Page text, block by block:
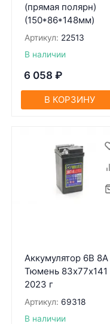
(прямая полярн)
(150*86*148мм)
Артикул: 22513
В наличии
6 058 ₽
В КОРЗИНУ
Аккумулятор 6В 8А
Тюмень 83х77х141
2023 г
Артикул: 69318
В наличии